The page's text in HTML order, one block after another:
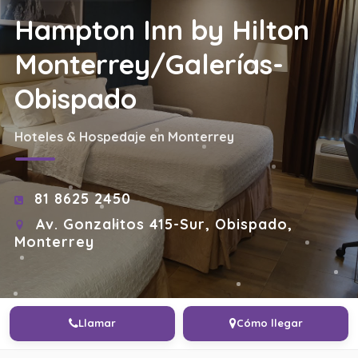
Hampton Inn by Hilton
Monterrey/Galerías-
Obispado
Hoteles & Hospedaje en Monterrey
81 8625 2450
Av. Gonzalitos 415-Sur, Obispado,
Monterrey
Llamar Cómo llegar